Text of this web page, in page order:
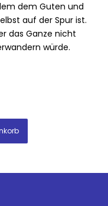
dem Guten und
auf der Spur ist.
das Ganze nicht
würde.